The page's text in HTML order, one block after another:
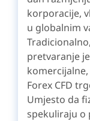
korporacije,
u globalnim
pretvaranje
Forex CFD
Umjesto da
spekuliraju o